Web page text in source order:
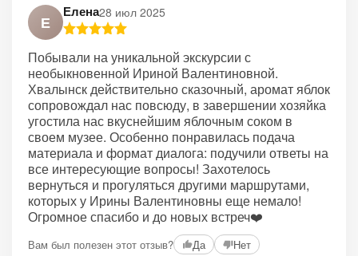
Е
Елена28 июл 2025
Побывали на уникальной экскурсии с
необыкновенной Ириной Валентиновной.
Хвалынск действительно сказочный, аромат яблок
сопровождал нас повсюду, в завершении хозяйка
угостила нас вкуснейшим яблочным соком в
своем музее. Особенно понравилась подача
материала и формат диалога: подучили ответы на
все интересующие вопросы! Захотелось
вернуться и прогуляться другими маршрутами,
которых у Ирины Валентиновны еще немало!
Огромное спасибо и до новых встреч❤️
Вам был полезен этот отзыв? Да Нет